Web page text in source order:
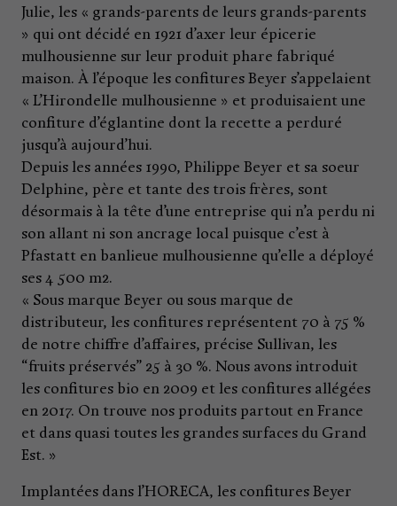
Julie, les « grands-parents de leurs grands-parents
» qui ont décidé en 1921 d’axer leur épicerie
mulhousienne sur leur produit phare fabriqué
maison. À l’époque les confitures Beyer s’appelaient
« L’Hirondelle mulhousienne » et produisaient une
confiture d’églantine dont la recette a perduré
jusqu’à aujourd’hui.
Depuis les années 1990, Philippe Beyer et sa soeur
Delphine, père et tante des trois frères, sont
désormais à la tête d’une entreprise qui n’a perdu ni
son allant ni son ancrage local puisque c’est à
Pfastatt en banlieue mulhousienne qu’elle a déployé
ses 4 500 m2.
« Sous marque Beyer ou sous marque de
distributeur, les confitures représentent 70 à 75 %
de notre chiffre d’affaires, précise Sullivan, les
“fruits préservés” 25 à 30 %. Nous avons introduit
les confitures bio en 2009 et les confitures allégées
en 2017. On trouve nos produits partout en France
et dans quasi toutes les grandes surfaces du Grand
Est. »
Implantées dans l’HORECA, les confitures Beyer